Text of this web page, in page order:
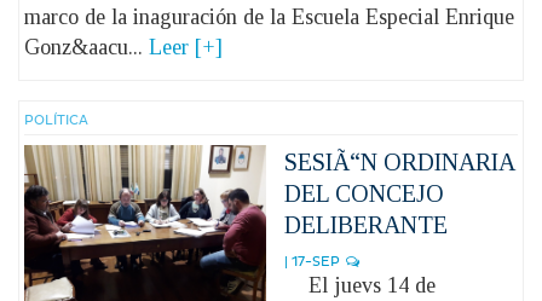
marco de la inaguración de la Escuela Especial Enrique
Gonz&aacu... Leer [+]
POLÍ­TICA
SESIÃ“N ORDINARIA
DEL CONCEJO
DELIBERANTE
| 17-SEP
El juevs 14 de